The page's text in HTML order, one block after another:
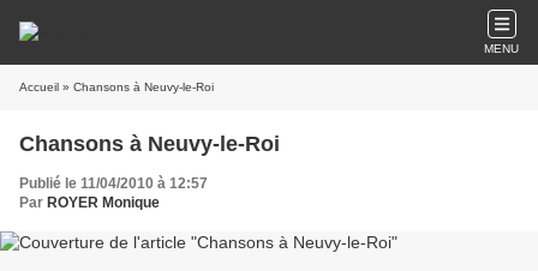
MENU
Accueil » Chansons à Neuvy-le-Roi
Chansons à Neuvy-le-Roi
Publié le 11/04/2010 à 12:57
Par ROYER Monique